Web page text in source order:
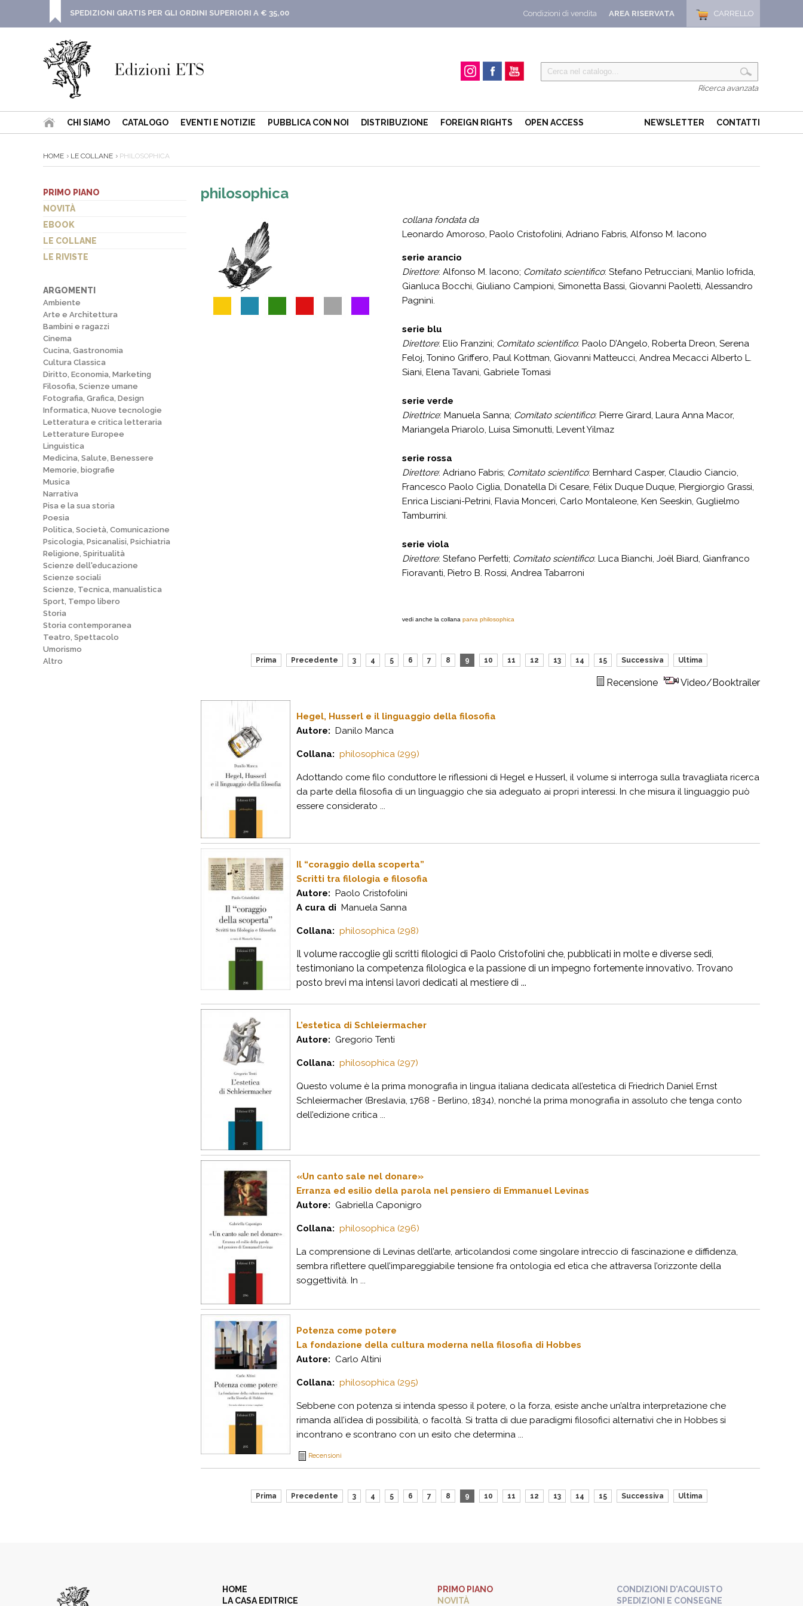
CARRELLO
AREA RISERVATA
Condizioni di vendita
SPEDIZIONI GRATIS PER GLI ORDINI SUPERIORI A € 35,00
Ricerca avanzata
CHI SIAMO CATALOGO EVENTI E NOTIZIE PUBBLICA CON NOI DISTRIBUZIONE FOREIGN RIGHTS OPEN ACCESS NEWSLETTER CONTATTI
HOME LE COLLANE PHILOSOPHICA
PRIMO PIANO
NOVITÀ
EBOOK
LE COLLANE
LE RIVISTE
ARGOMENTI
Ambiente
Arte e Architettura
Bambini e ragazzi
Cinema
Cucina, Gastronomia
Cultura Classica
Diritto, Economia, Marketing
Filosofia, Scienze umane
Fotografia, Grafica, Design
Informatica, Nuove tecnologie
Letteratura e critica letteraria
Letterature Europee
Linguistica
Medicina, Salute, Benessere
Memorie, biografie
Musica
Narrativa
Pisa e la sua storia
Poesia
Politica, Società, Comunicazione
Psicologia, Psicanalisi, Psichiatria
Religione, Spiritualità
Scienze dell'educazione
Scienze sociali
Scienze, Tecnica, manualistica
Sport, Tempo libero
Storia
Storia contemporanea
Teatro, Spettacolo
Umorismo
Altro
philosophica
collana fondata da
Leonardo Amoroso, Paolo Cristofolini, Adriano Fabris, Alfonso M. Iacono
serie arancio
Direttore: Alfonso M. Iacono; Comitato scientifico: Stefano Petrucciani, Manlio Iofrida,
Gianluca Bocchi, Giuliano Campioni, Simonetta Bassi, Giovanni Paoletti, Alessandro
Pagnini.
serie blu
Direttore: Elio Franzini; Comitato scientifico: Paolo D’Angelo, Roberta Dreon, Serena
Feloj, Tonino Griffero, Paul Kottman, Giovanni Matteucci, Andrea Mecacci Alberto L.
Siani, Elena Tavani, Gabriele Tomasi
serie verde
Direttrice: Manuela Sanna; Comitato scientifico: Pierre Girard, Laura Anna Macor,
Mariangela Priarolo, Luisa Simonutti, Levent Yilmaz
serie rossa
Direttore: Adriano Fabris; Comitato scientifico: Bernhard Casper, Claudio Ciancio,
Francesco Paolo Ciglia, Donatella Di Cesare, Félix Duque Duque, Piergiorgio Grassi,
Enrica Lisciani-Petrini, Flavia Monceri, Carlo Montaleone, Ken Seeskin, Guglielmo
Tamburrini.
serie viola
Direttore: Stefano Perfetti; Comitato scientifico: Luca Bianchi, Joël Biard, Gianfranco
Fioravanti, Pietro B. Rossi, Andrea Tabarroni
vedi anche la collana parva philosophica
Prima Precedente 3 4 5 6 7 8 9 10 11 12 13 14 15 Successiva Ultima
Recensione Video/Booktrailer
Hegel, Husserl e il linguaggio della filosofia
Autore: Danilo Manca
Collana: philosophica (299)
Adottando come filo conduttore le riflessioni di Hegel e Husserl, il volume si interroga sulla travagliata ricerca
da parte della filosofia di un linguaggio che sia adeguato ai propri interessi. In che misura il linguaggio può
essere considerato ...
Il “coraggio della scoperta”
Scritti tra filologia e filosofia
Autore: Paolo Cristofolini
A cura di Manuela Sanna
Collana: philosophica (298)
Il volume raccoglie gli scritti filologici di Paolo Cristofolini che, pubblicati in molte e diverse sedi,
testimoniano la competenza filologica e la passione di un impegno fortemente innovativo. Trovano
posto brevi ma intensi lavori dedicati al mestiere di ...
L’estetica di Schleiermacher
Autore: Gregorio Tenti
Collana: philosophica (297)
Questo volume è la prima monografia in lingua italiana dedicata all’estetica di Friedrich Daniel Ernst
Schleiermacher (Breslavia, 1768 - Berlino, 1834), nonché la prima monografia in assoluto che tenga conto
dell’edizione critica ...
«Un canto sale nel donare»
Erranza ed esilio della parola nel pensiero di Emmanuel Levinas
Autore: Gabriella Caponigro
Collana: philosophica (296)
La comprensione di Levinas dell’arte, articolandosi come singolare intreccio di fascinazione e diffidenza,
sembra riflettere quell’impareggiabile tensione fra ontologia ed etica che attraversa l’orizzonte della
soggettività. In ...
Potenza come potere
La fondazione della cultura moderna nella filosofia di Hobbes
Autore: Carlo Altini
Collana: philosophica (295)
Sebbene con potenza si intenda spesso il potere, o la forza, esiste anche un’altra interpretazione che
rimanda all’idea di possibilità, o facoltà. Si tratta di due paradigmi filosofici alternativi che in Hobbes si
incontrano e scontrano con un esito che determina ...
Recensioni
Prima Precedente 3 4 5 6 7 8 9 10 11 12 13 14 15 Successiva Ultima
HOME
LA CASA EDITRICE
PRIMO PIANO
NOVITÀ
CONDIZIONI D'ACQUISTO
SPEDIZIONI E CONSEGNE